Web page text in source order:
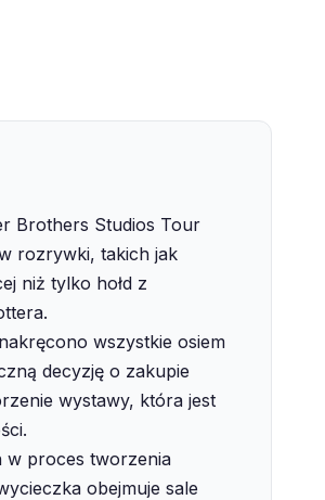
Brothers Studios Tour
rozrywki, takich jak
niż tylko hołd z
wszystkie osiem
decyzję o zakupie
wystawy, która jest
w proces tworzenia
obejmuje sale